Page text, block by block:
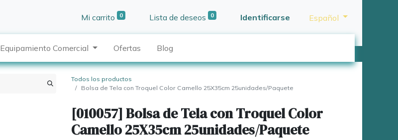
Mi carrito 0 Lista de deseos 0 Identificarse Español
Equipamiento Comercial Ofertas Blog
Todos los productos
Bolsa de Tela con Troquel Color Camello 25X35cm 25unidades/Paquete
[010057] Bolsa de Tela con Troquel Color
Camello 25X35cm 25unidades/Paquete